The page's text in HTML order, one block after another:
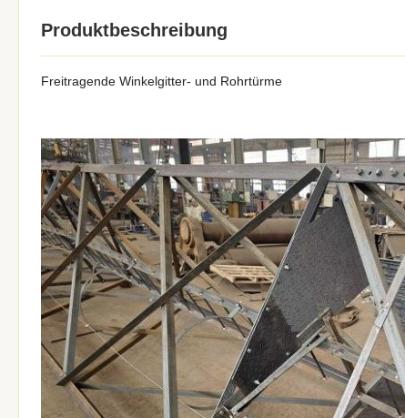
Produktbeschreibung
Freitragende Winkelgitter- und Rohrtürme